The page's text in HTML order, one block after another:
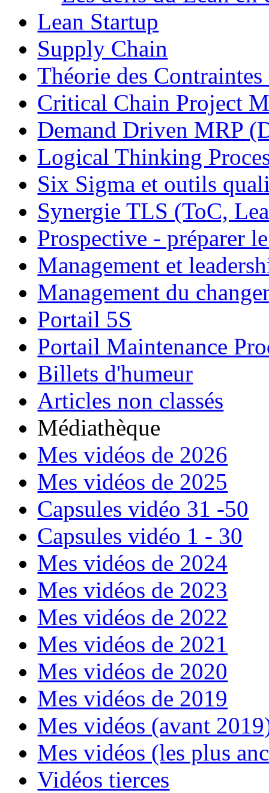
Lean Startup
Supply Chain
Théorie des
Critical Chain Project
Demand Driven MRP
Logical Thinking
Six Sigma et outils
Synergie TLS (ToC,
Prospective - préparer
Management et
Management du
Portail 5S
Portail Maintenance
Billets d'humeur
Articles non classés
Médiathèque
Mes vidéos de 2026
Mes vidéos de 2025
Capsules vidéo 31 -50
Capsules vidéo 1 - 30
Mes vidéos de 2024
Mes vidéos de 2023
Mes vidéos de 2022
Mes vidéos de 2021
Mes vidéos de 2020
Mes vidéos de 2019
Mes vidéos (avant
Mes vidéos (les plus
Vidéos tierces